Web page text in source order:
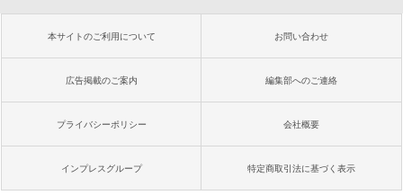
本サイトのご利用について お問い合わせ
広告掲載のご案内 編集部へのご連絡
プライバシーポリシー 会社概要
インプレスグループ 特定商取引法に基づく表示